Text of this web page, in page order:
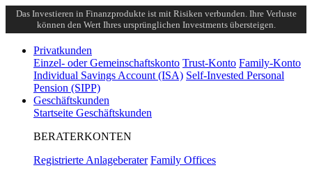
Das Investieren in Finanzprodukte ist mit Risiken verbunden. Ihre Verluste
können den Wert Ihres ursprünglichen Investments übersteigen.
Privatkunden
Einzel- oder Gemeinschaftskonto Trust-Konto Family-Konto
Individual Savings Account (ISA) Self-Invested Personal
Pension (SIPP)
Geschäftskunden
Startseite Geschäftskunden
BERATERKONTEN
Registrierte Anlageberater Family Offices